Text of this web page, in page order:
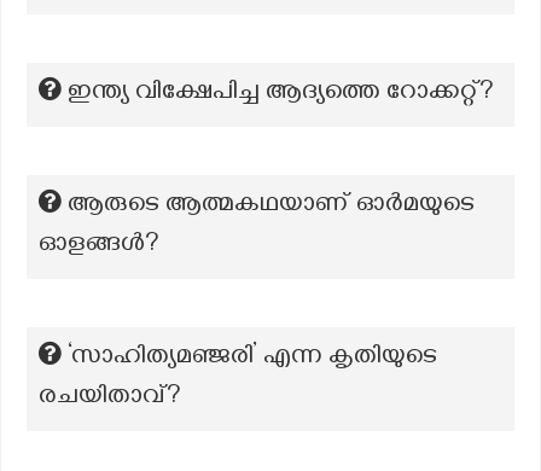
ഇന്ത്യ വിക്ഷേപിച്ച ആദ്യത്തെ റോക്കറ്റ്?
ആരുടെ ആത്മകഥയാണ് ഓർമയുടെ
ഓളങ്ങൾ?
‘സാഹിത്യമഞ്ജരി’ എന്ന കൃതിയുടെ
രചയിതാവ്?